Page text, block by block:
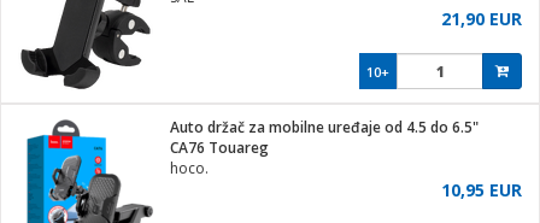
metar
ostalo
i kutije
21,90 EUR
10+
Auto držač za mobilne uređaje od 4.5 do 6.5"
CA76 Touareg
hoco.
10,95 EUR